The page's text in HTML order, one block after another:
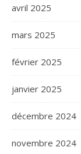
avril 2025
mars 2025
février 2025
janvier 2025
décembre 2024
novembre 2024